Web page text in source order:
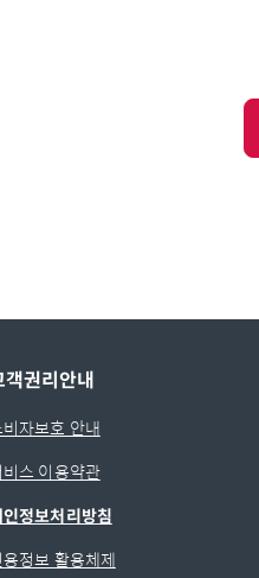
객권리안내
자보호 안내
비스 이용약관
인정보처리방침
용정보 활용체제